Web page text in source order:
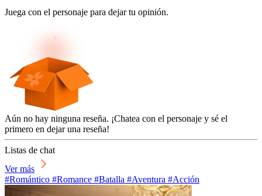
Juega con el personaje para dejar tu opinión.
Aún no hay ninguna reseña. ¡Chatea con el personaje y sé el
primero en dejar una reseña!
Listas de chat
Ver más
#Romántico #Romance #Batalla #Aventura #Acción